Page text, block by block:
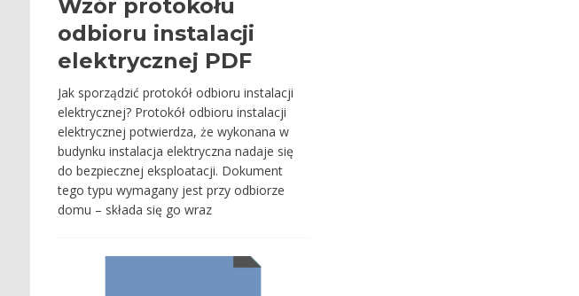
Wzór protokołu
odbioru instalacji
elektrycznej PDF
Jak sporządzić protokół odbioru instalacji
elektrycznej? Protokół odbioru instalacji
elektrycznej potwierdza, że wykonana w
budynku instalacja elektryczna nadaje się
do bezpiecznej eksploatacji. Dokument
tego typu wymagany jest przy odbiorze
domu – składa się go wraz